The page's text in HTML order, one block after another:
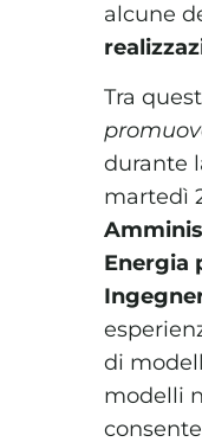
alcune
Tra
durante
martedì
Energia
di
modelli